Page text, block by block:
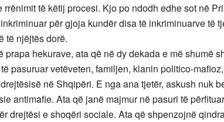
rrënimit të këtij procesi. Kjo po ndodh edhe sot në
për gjoja kundër disa të inkriminuarve të
të njëjtës dorë.
prapa hekurave, ata që në dy dekada e më shumë
pasuruar vetëveten, familjen, klanin politico-
në Shqipëri. E nga ana tjetër, askush nuk
antimafie. Ata që janë majmur në pasuri të
drejtësi e shoqëri sociale. Ata që shpenzojnë